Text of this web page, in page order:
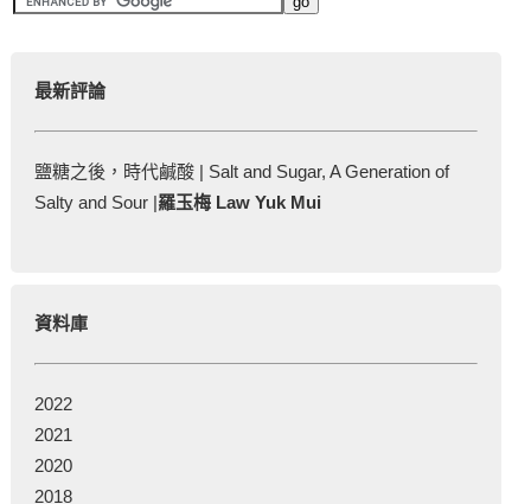
最新評論
鹽糖之後，時代鹹酸 | Salt and Sugar, A Generation of
Salty and Sour |羅玉梅 Law Yuk Mui
資料庫
2022
2021
2020
2018